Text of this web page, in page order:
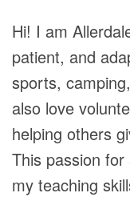
Hi! I am
patient, and
sports,
also love
helping others
This passion
my teaching